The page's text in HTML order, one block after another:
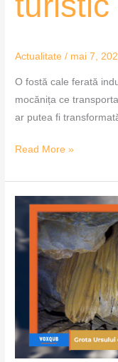
Actualitate / mai 7,
O fostă cale ferată
mocănița ce
ar putea fi
Read More »
Grota
Ursului
din
Moneasa,
redeschisă
turiștilor
VoxQub